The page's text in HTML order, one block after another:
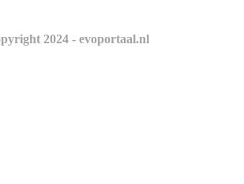
2024 - evoportaal.nl